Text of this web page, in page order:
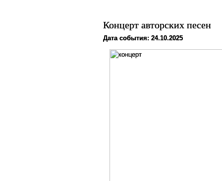
Концерт авторских песен
Дата события: 24.10.2025